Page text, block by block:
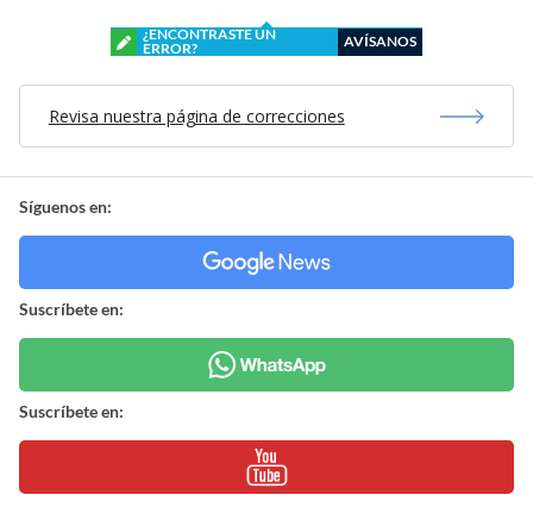
¿ENCONTRASTE UN
ERROR?
AVÍSANOS
Revisa nuestra página de correcciones
Síguenos en:
Suscríbete en:
Suscríbete en: